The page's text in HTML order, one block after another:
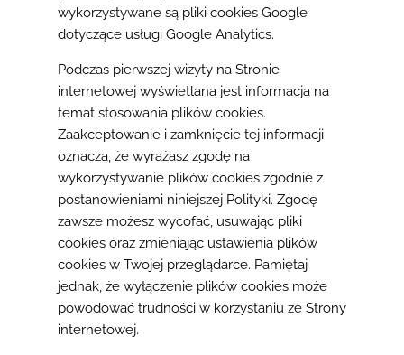
wykorzystywane są pliki cookies Google
dotyczące usługi Google Analytics.
Podczas pierwszej wizyty na Stronie
internetowej wyświetlana jest informacja na
temat stosowania plików cookies.
Zaakceptowanie i zamknięcie tej informacji
oznacza, że wyrażasz zgodę na
wykorzystywanie plików cookies zgodnie z
postanowieniami niniejszej Polityki. Zgodę
zawsze możesz wycofać, usuwając pliki
cookies oraz zmieniając ustawienia plików
cookies w Twojej przeglądarce. Pamiętaj
jednak, że wyłączenie plików cookies może
powodować trudności w korzystaniu ze Strony
internetowej.